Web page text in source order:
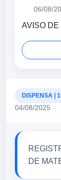
06/08/
AVISO
DISPENSA |
04/08/2025
DE